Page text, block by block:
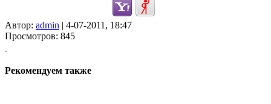
Автор: admin | 4-07-2011, 18:47
Просмотров: 845
Рекомендуем также